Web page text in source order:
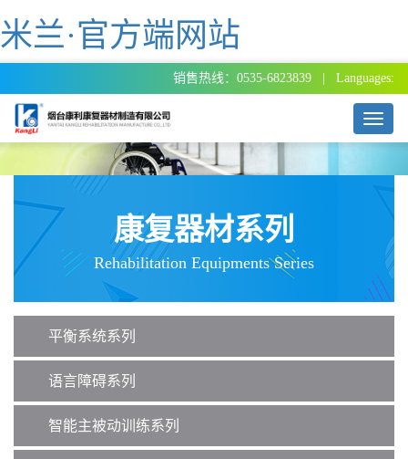
米兰·官方端网站
销售热线：0535-6823839 | Languages:
T
o
g
i
g
i
康复器材系列
Rehabilitation Equipments Series
平衡系统系列
语言障碍系列
智能主被动训练系列